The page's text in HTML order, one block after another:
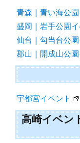
青森｜青い海公園
盛岡｜岩手公園イ
仙台｜勾当台公園
郡山｜開成山公園
宇都宮イベント
高崎イベン